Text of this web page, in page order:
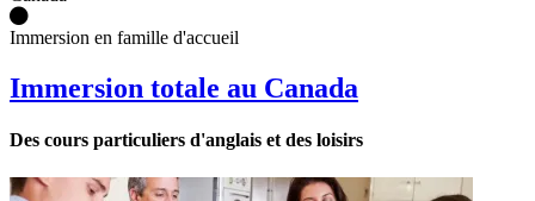
Immersion en famille d'accueil
Immersion totale au Canada
Des cours particuliers d'anglais et des loisirs